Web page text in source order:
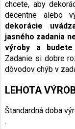
chcete, aby
decentne alebo
dekorácie
jasného zadania
výroby a budete
Zadanie si dobre
dôvodov chýb v
LEHOTA
Štandardná doba
.